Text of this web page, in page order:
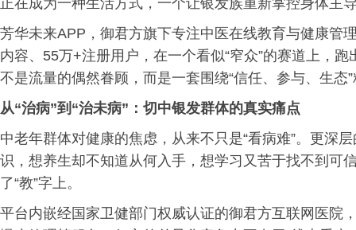
正在成为一种生活方式，一个让银发族重新掌控身体主
芳华未来APP，御君方旗下专注中医在线教育与健康管
内容、55万+注册用户，在一个看似“窄众”的赛道上，
不是流量的偶然眷顾，而是一套围绕“信任、参与、生态
从“治病”到“治未病”：切中银发群体的真实痛点
中老年群体对健康的焦虑，从来不只是“看病难”。更深
识，想养生却不知道从何入手，想学习又苦于找不到可
了“教”字上。
平台内嵌经国家卫健部门权威认证的御君方互联网医院